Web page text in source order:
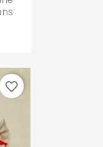
favorite_border